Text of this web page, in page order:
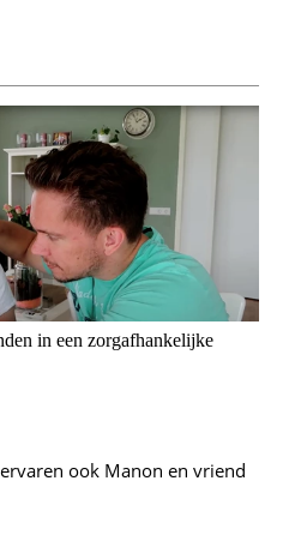
in een zorgafhankelijke
ook Manon en vriend